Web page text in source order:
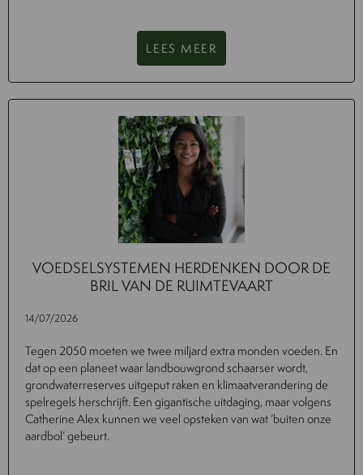
LEES MEER
VOEDSELSYSTEMEN HERDENKEN DOOR DE
BRIL VAN DE RUIMTEVAART
14/07/2026
Tegen 2050 moeten we twee miljard extra monden voeden. En
dat op een planeet waar landbouwgrond schaarser wordt,
grondwaterreserves uitgeput raken en klimaatverandering de
spelregels herschrijft. Een gigantische uitdaging, maar volgens
Catherine Alex kunnen we veel opsteken van wat ‘buiten onze
aardbol’ gebeurt.